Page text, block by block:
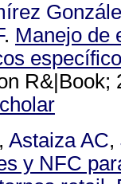
. Manejo de
R&|Book;
, Astaiza AC,
y NFC